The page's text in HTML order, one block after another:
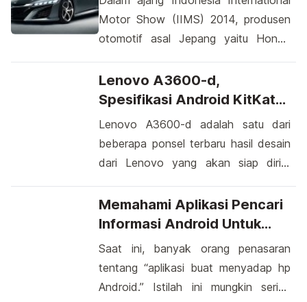
Microsoft Lumia 435 dan Microsoft
Lumia 940, Microsoft Lumia 532
datang dengan menawarkan
mampu memberikan kenyamanan […]
Motor Show (IIMS) 2014, produsen
otomotif asal Jepang yaitu Honda
hasil rancangannya yakni Honda
NSX. Mobil ini dirancang dengan
lainnya seperti BMW i8 yang
menggunakan mesin hybrid, Honda
ramah lingkungan. Lampu depan mobil
ini […]
Lenovo A3600-d,
Spesifikasi Android KitKat
Terbaru
Lenovo A3600-d adalah satu dari
beberapa ponsel terbaru hasil desain
dari Lenovo yang akan siap dirilis
sebelumnya kita membahas Lenovo
A3800-d yang hadir dengan desain
yang terbuat dari policarbonat
bertekstur, kini ponsel terbaru Lenovo
ini juga kemungkinan bakal sama.
Memahami Aplikasi Pencari
Informasi Android Untuk
Keamanan Dan Etika
Saat ini, banyak orang penasaran
tentang “aplikasi buat menyadap hp
Android.” Istilah ini mungkin sering